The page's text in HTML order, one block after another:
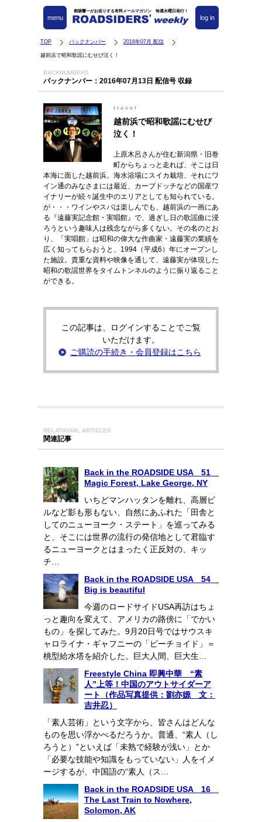
都築響一がお送りする有料メールマガジン 毎週水曜日発行！
log in
menu
TOP バックナンバー 2016年07月 配信
越前浜で昭和歌謡にむせび泣く！
BACKNUMBERS
バックナンバー：2016年07月13日 配信号 収録
travel
越前浜で昭和歌謡にむせび
泣く！
上原木呂さんが住む新潟県・旧巻
町からちょっと走れば、そこは日
本海に面した越前浜。海水浴場にスイカ栽培、それにワ
イン通のみなさまには最近、カーブドッチなどの国産ワ
イナリーが続々誕生中のエリアとしても知られている。
が・・・ワインやスパは楽しんでも、越前浜の一画にあ
る『遠藤実記念館・実唱館』で、過ぎし日の歌謡曲に浸
ろうという趣味人は残念ながら多くない。その名のとお
り、「実唱館」は昭和の偉大な作曲家・遠藤実の業績を
広く知ってもらおうと、1994（平成6）年にオープンし
た施設。貴重な資料や映像を通して、遠藤実が体現した
昭和の歌謡世界をタイムトンネルのように振り返ること
ができる。
この記事は、ログインすることでご覧
いただけます。
ご購読の手続き・会員登録はこちら
RELATIONAL ARTICLES
関連記事
Back in the ROADSIDE USA 51
Magic Forest, Lake George, NY
いちどマンハッタンを離れ、高層ビ
ルなど影も形もない、自然にあふれた「田舎と
してのニューヨーク・ステート」を巡ってみる
と、そこには世界の流行の発信地として君臨す
るニューヨークとはまったく正反対の、キッ
チ…
Back in the ROADSIDE USA 54
Big is beautiful
今週のロードサイドUSA再訪はちょ
っと趣向を変えて、アメリカの路傍に「でかい
もの」を探してみた。9月20日号ではサウスキ
ャロライナ・ギャフニーの「ピーチョイド」＝
桃型給水塔を紹介した。巨大人間、巨大生…
Freestyle China 即興中華 “素
人”上等！中国のアウトサイダーア
ート（作品写真提供：劉亦嫄 文：
吉井忍）
「素人芸術」という文字から、皆さんはどんな
ものを思い浮かべるだろうか。普通、“素人（し
ろうと）”といえば「未熟で経験が浅い」とか
「必要な技能や知識をもっていない」人をイメ
ージするが、中国語の“素人（ス…
Back in the ROADSIDE USA 16
The Last Train to Nowhere,
Solomon, AK